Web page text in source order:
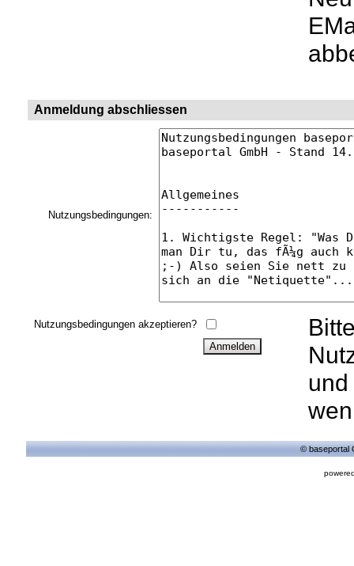
Anmeldung abschliessen
Nutzungsbedingungen:
Nutzungsbedingungen akzeptieren?
© baseportal